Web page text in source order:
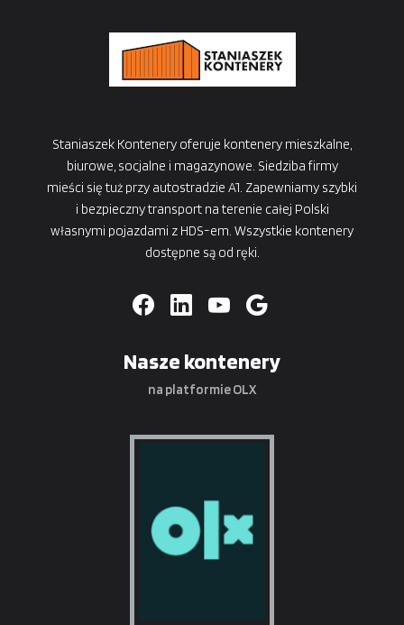
Staniaszek Kontenery oferuje kontenery mieszkalne,
biurowe, socjalne i magazynowe. Siedziba firmy
mieści się tuż przy autostradzie A1. Zapewniamy szybki
i bezpieczny transport na terenie całej Polski
własnymi pojazdami z HDS-em. Wszystkie kontenery
dostępne są od ręki.
Nasze kontenery
na platformie OLX